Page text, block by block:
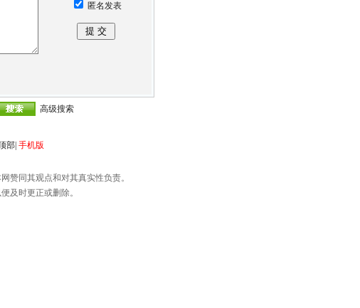
匿名发表
高级搜索
部| 手机版
赞同其观点和对其真实性负责。
及时更正或删除。